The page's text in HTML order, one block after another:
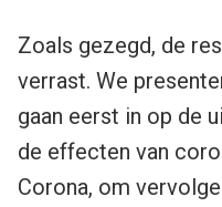
Zoals gezegd, de
verrast. We
gaan eerst in op de
de effecten van
Corona, om